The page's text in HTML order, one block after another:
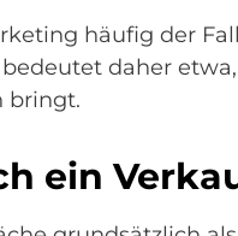
häufig der
daher
bringt.
ein